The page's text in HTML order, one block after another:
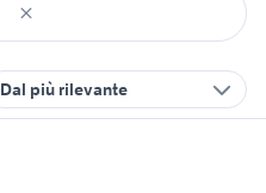
Dal più rilevante